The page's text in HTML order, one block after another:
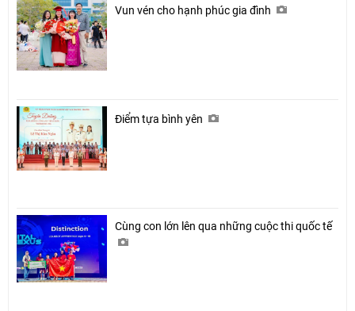
Vun vén cho hạnh phúc gia đình
Điểm tựa bình yên
Cùng con lớn lên qua những cuộc thi quốc tế